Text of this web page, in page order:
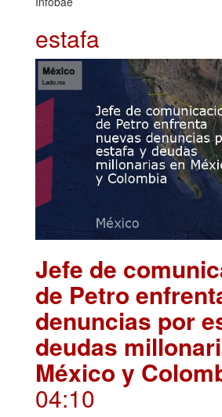
estafa
Jefe de
de Petro
denuncias por
deudas
México y
04:10